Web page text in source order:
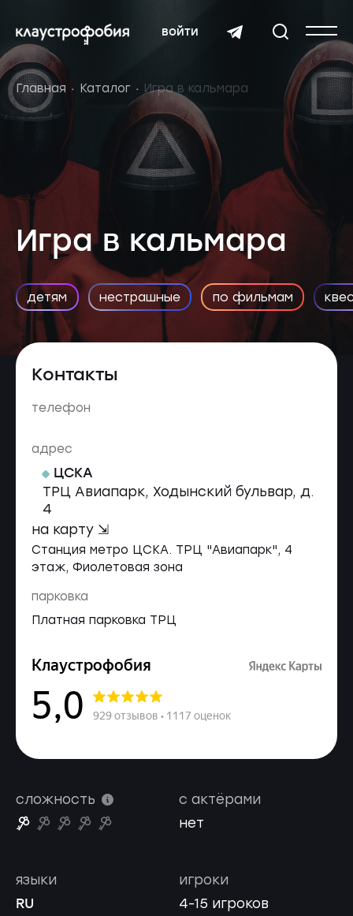
войти
Главная Каталог Игра в кальмара
Игра в кальмара
детям нестрашные по фильмам
Контакты
телефон
адрес
ЦСКА
ТРЦ Авиапарк, Ходынский бульвар, д.
4
на карту ⇲
Станция метро ЦСКА. ТРЦ "Авиапарк", 4
этаж, Фиолетовая зона
парковка
Платная парковка ТРЦ
сложность
с актёрами
нет
игроки
4-15 игроков
языки
RU